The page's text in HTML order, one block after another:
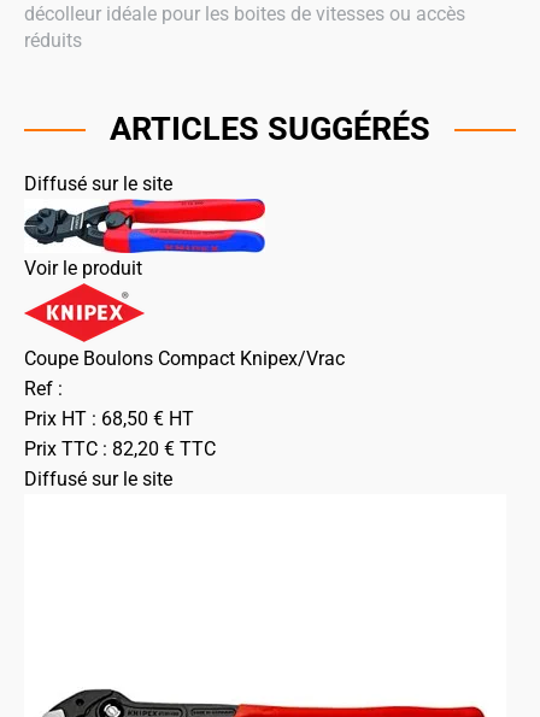
décolleur idéale pour les boites de vitesses ou accès
réduits
ARTICLES SUGGÉRÉS
Diffusé sur le site
Voir le produit
Coupe Boulons Compact Knipex/Vrac
Ref :
Prix HT : 68,50 € HT
Prix TTC : 82,20 € TTC
Diffusé sur le site